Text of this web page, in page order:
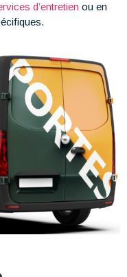
d’entretien ou en